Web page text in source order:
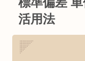
活用法